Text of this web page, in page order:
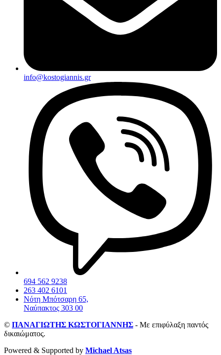
info@kostogiannis.gr
694 562 9238
263 402 6101
Νότη Μπότσαρη 65,
Ναύπακτος 303 00
© ΠΑΝΑΓΙΩΤΗΣ ΚΩΣΤΟΓΙΑΝΝΗΣ - Με επιφύλαξη παντός
δικαιώματος.
Powered & Supported by Michael Atsas